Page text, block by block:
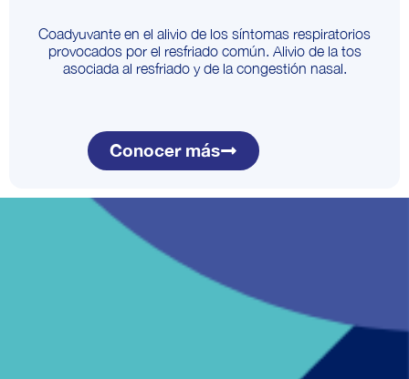
Coadyuvante en el alivio de los síntomas respiratorios
provocados por el resfriado común. Alivio de la tos
asociada al resfriado y de la congestión nasal.
Conocer más